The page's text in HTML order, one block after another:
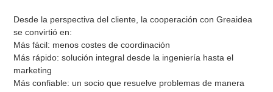
Desde la perspectiva del cliente, la cooperación con Greaidea
se convirtió en:
Más fácil: menos costes de coordinación
Más rápido: solución integral desde la ingeniería hasta el
marketing
Más confiable: un socio que resuelve problemas de manera